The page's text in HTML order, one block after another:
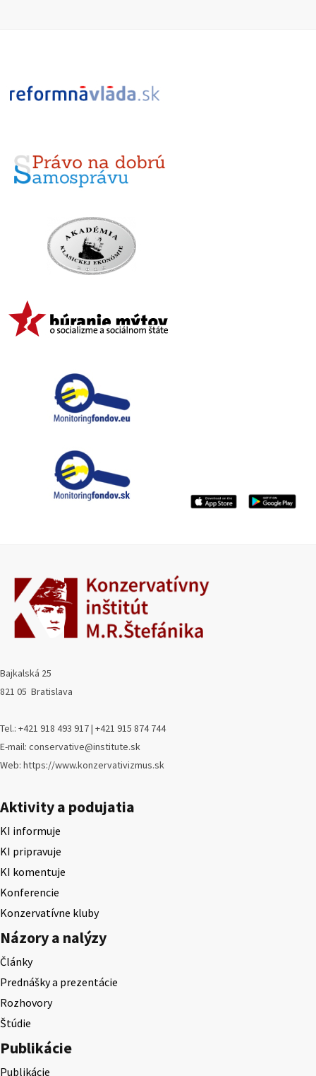
Bajkalská 25
821 05 Bratislava
Tel.: +421 918 493 917 | +421 915 874 744
E-mail: conservative@institute.sk
Web: https://www.konzervativizmus.sk
Aktivity a podujatia
KI informuje
KI pripravuje
KI komentuje
Konferencie
Konzervatívne kluby
Názory a nalýzy
Články
Prednášky a prezentácie
Rozhovory
Štúdie
Publikácie
Publikácie